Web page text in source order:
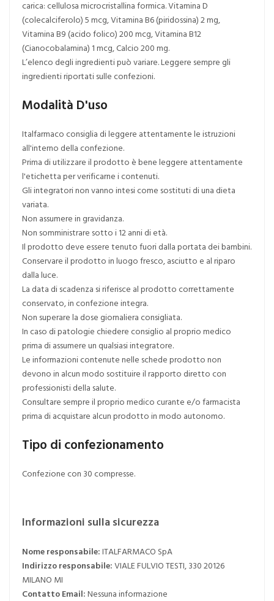
carica: cellulosa microcristallina formica. Vitamina D
(colecalciferolo) 5 mcg, Vitamina B6 (piridossina) 2 mg,
Vitamina B9 (acido folico) 200 mcg, Vitamina B12
(Cianocobalamina) 1 mcg, Calcio 200 mg.
L’elenco degli ingredienti può variare. Leggere sempre gli
ingredienti riportati sulle confezioni.
Modalità D'uso
Italfarmaco consiglia di leggere attentamente le istruzioni
all'interno della confezione.
Prima di utilizzare il prodotto è bene leggere attentamente
l'etichetta per verificarne i contenuti.
Gli integratori non vanno intesi come sostituti di una dieta
variata.
Non assumere in gravidanza.
Non somministrare sotto i 12 anni di età.
Il prodotto deve essere tenuto fuori dalla portata dei bambini.
Conservare il prodotto in luogo fresco, asciutto e al riparo
dalla luce.
La data di scadenza si riferisce al prodotto correttamente
conservato, in confezione integra.
Non superare la dose giornaliera consigliata.
In caso di patologie chiedere consiglio al proprio medico
prima di assumere un qualsiasi integratore.
Le informazioni contenute nelle schede prodotto non
devono in alcun modo sostituire il rapporto diretto con
professionisti della salute.
Consultare sempre il proprio medico curante e/o farmacista
prima di acquistare alcun prodotto in modo autonomo.
Tipo di confezionamento
Confezione con 30 compresse.
Informazioni sulla sicurezza
Nome responsabile:ITALFARMACO SpA
Indirizzo responsabile:VIALE FULVIO TESTI, 330 20126
MILANO MI
Contatto Email:Nessuna informazione